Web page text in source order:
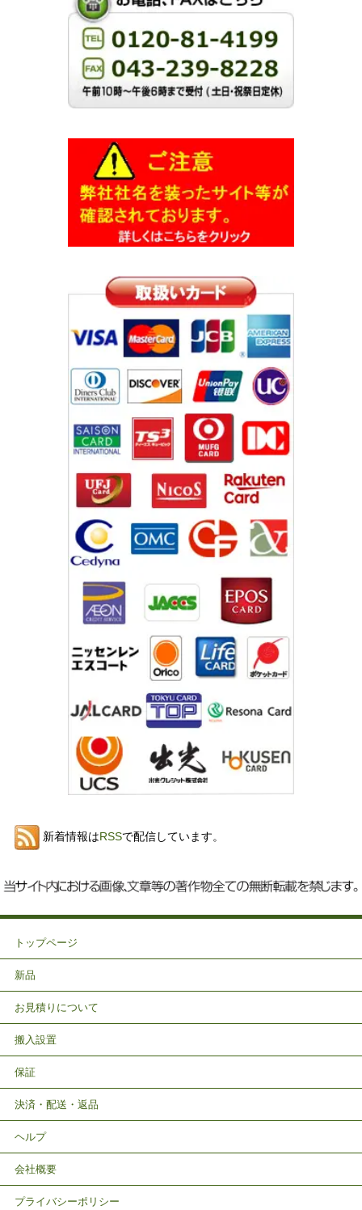
新着情報はRSSで配信しています。
トップページ
新品
お見積りについて
搬入設置
保証
決済・配送・返品
ヘルプ
会社概要
プライバシーポリシー